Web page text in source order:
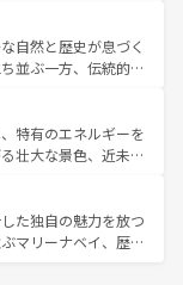
魅力を心ゆくまで味
着の韓国情報はコンテンツ一
イの古い町並みやホ
も、独特の雰囲気を
豊かさとおいしさで
コーヒーなどは、ぜ
てもあたたかい人々
忘れられない旅にな
自然と歴史が息づく
並ぶ一方、伝統的な
ンマイなどの山岳地
ットやクラビの美し
ができる。タイ料理
節にも異なる楽しみ
々、仏教を中心とし
れる旅人を魅了し続
特有のエネルギーを
壮大な景色、近未来
光スポットが密集し
も魅力。息をのむよ
を存分に楽しみ尽く
た独自の魅力を放つ
マリーナベイ、歴史